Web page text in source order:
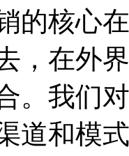
的核心
，在外
。我们
道和模